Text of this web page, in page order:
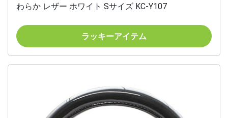
わらか レザー ホワイト Sサイズ KC-Y107
ラッキーアイテム